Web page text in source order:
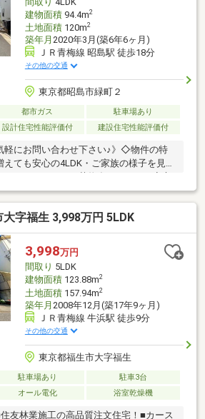
建物面積94.4m2
土地面積120m2
築年月 2020年3月(築6年6ヶ月)
ＪＲ青梅線 昭島駅 徒歩18分
その他の交通
東京都昭島市緑町２
都市ガス
駐車場あり
設計住宅性能評価付 建設住宅性能評価付
軽にお問い合わせ下さい♪》◇物件の特
ても安心の4LDK・ご家族の様子を見な
3取得。安全・安心の住まい・統一感のあ
・雨の日や花粉の時期も安心の浴室乾燥
が節約できる太陽光発電◇周辺環境・昭
アウトドアビレッジ、映画館など商業施
にはイートインスペース付きの食事処や
利用の際に便利な「国道16号線・新奥多
好
字福生 3,998万円 5LDK
3,998万円
間取り 5LDK
建物面積123.88m2
土地面積157.94m2
築年月 2008年12月(築17年9ヶ月)
ＪＲ青梅線 牛浜駅 徒歩9分
その他の交通
東京都福生市大字福生
駐車場あり
駐車3台
オール電化 浴室乾燥機
友林業施工の高品質注文住宅！■カース